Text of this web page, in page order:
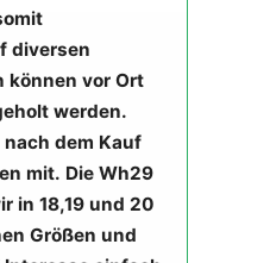
diversen
können vor Ort
werden.
dem Kauf
mit. Die Wh29
in 18,19 und 20
Größen und